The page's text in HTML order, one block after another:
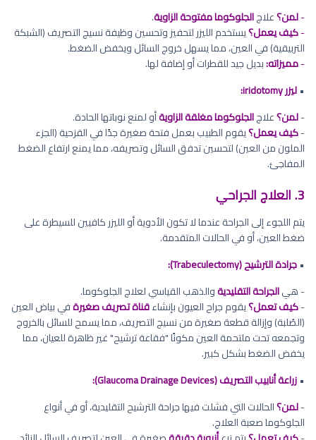
-لمن؟علاجالجلوكوما مفتوحة الزاوية.
-كيف يعمل؟يستخدم الليزر لتحفيز وتحسين وظيفة نسيج التصريف (الشبكة
التربيقية) في العين، مما يسهل خروج السائل ويخفض الضغط.
-مميزاته:بديل جيد للقطرات أو إضافة لها.
•ليزر iridotomy:
-لمن؟علاجالجلوكوما مغلقة الزاويةأو لمنع نوباتها الحادة.
-كيف يعمل؟يقوم الطبيب بعمل فتحة صغيرة جدًا في القزحية (الجزء
الملون من العين) لتحسين تدفق السائل وتصريفه، مما يمنع ارتفاع الضغط
المفاجئ.
3. العلاج الجراحي
يتم اللجوء إلى الجراحة عندما لا تكون الأدوية أو الليزر كافيين للسيطرة على
ضغط العين، أو في الحالات المتقدمة.
•جرادة الترشيح (Trabeculectomy):
- هيالجراحة التقليديةوالذهب القياسي لعلاج الجلوكوما.
-كيف تعمل؟يقوم جراح العيون بإنشاءقناة تصريف صغيرةفي بياض العين
(الصُلبة) وإزالة قطعة صغيرة من نسيج التصريف، مما يسمح للسائل بالخروج
وتجمعه تحت ملتحمة العين مكونًا "فقاعة ترشيح" غير ظاهرة للعيان، مما
يخفض الضغط بشكل كبير.
•زراعة أنابيب التصريف (Glaucoma Drainage Devices):
-لمن؟الحالات التي فشلت فيها جراحة الترشيح التقليدية، أو في أنواع
الجلوكوما صعبة العلاج.